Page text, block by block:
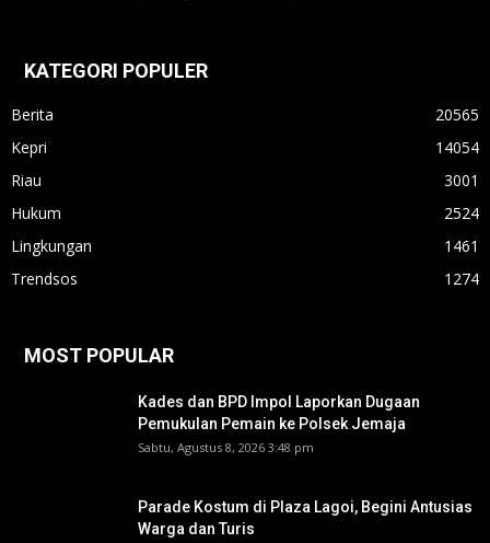
KATEGORI POPULER
Berita
20565
Kepri
14054
Riau
3001
Hukum
2524
Lingkungan
1461
Trendsos
1274
MOST POPULAR
Kades dan BPD Impol Laporkan Dugaan
Pemukulan Pemain ke Polsek Jemaja
Sabtu, Agustus 8, 2026 3:48 pm
Parade Kostum di Plaza Lagoi, Begini Antusias
Warga dan Turis